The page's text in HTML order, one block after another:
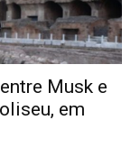
Musk e
em